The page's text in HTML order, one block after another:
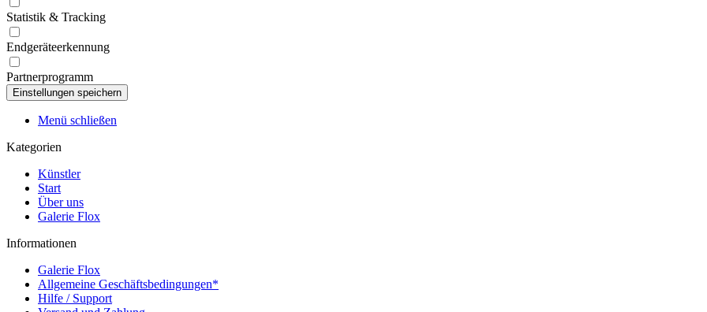
Statistik & Tracking
Endgeräteerkennung
Partnerprogramm
Menü schließen
Kategorien
Künstler
Start
Über uns
Galerie Flox
Informationen
Galerie Flox
Allgemeine Geschäftsbedingungen*
Hilfe / Support